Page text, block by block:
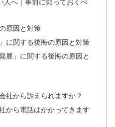
人へ｜事前に知っておくべ
原因と対策
に関する後悔の原因と対策
展」に関する後悔の原因と
社から訴えられますか？
から電話はかかってきます